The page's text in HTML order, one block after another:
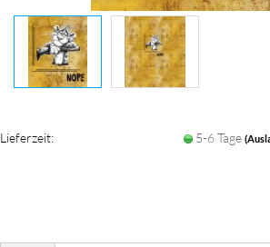
Lieferzeit: 5-6 Tage